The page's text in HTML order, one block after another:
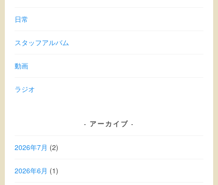
日常
スタッフアルバム
動画
ラジオ
アーカイブ
2026年7月 (2)
2026年6月 (1)